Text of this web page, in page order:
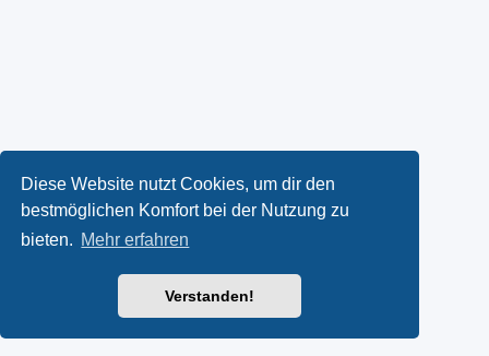
Diese Website nutzt Cookies, um dir den
bestmöglichen Komfort bei der Nutzung zu
bieten. Mehr erfahren
Verstanden!